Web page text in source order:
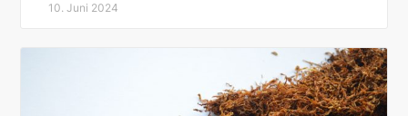
10. Juni 2024